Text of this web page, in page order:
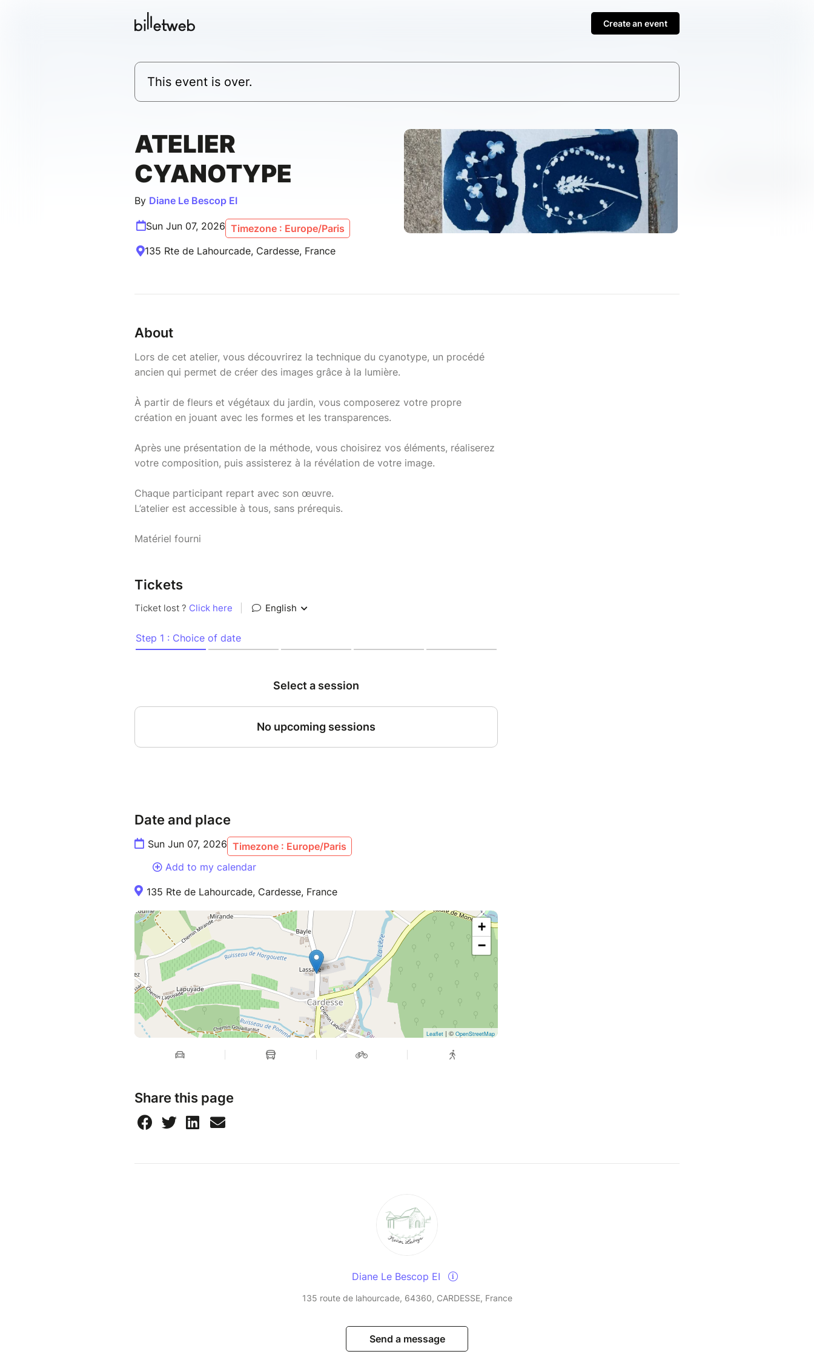
Create an event
This event is over.
ATELIER
CYANOTYPE
By Diane Le Bescop EI
Sun Jun 07, 2026 Timezone : Europe/Paris
135 Rte de Lahourcade, Cardesse, France
About
Lors de cet atelier, vous découvrirez la technique du cyanotype, un procédé
ancien qui permet de créer des images grâce à la lumière.
À partir de fleurs et végétaux du jardin, vous composerez votre propre
création en jouant avec les formes et les transparences.
Après une présentation de la méthode, vous choisirez vos éléments, réaliserez
votre composition, puis assisterez à la révélation de votre image.
Chaque participant repart avec son œuvre.
L’atelier est accessible à tous, sans prérequis.
Matériel fourni
Tickets
Date and place
Sun Jun 07, 2026 Timezone : Europe/Paris
Add to my calendar
135 Rte de Lahourcade, Cardesse, France
+
−
Leaflet | © OpenStreetMap
Share this page
Diane Le Bescop EI
135 route de lahourcade, 64360, CARDESSE, France
Send a message